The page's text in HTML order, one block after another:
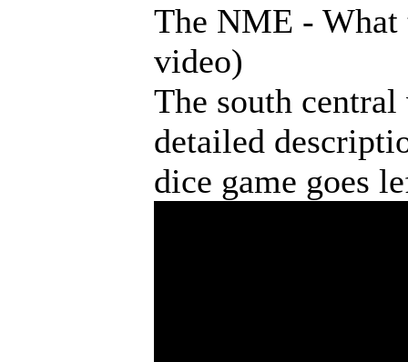
The NME -
video)
The south
detailed
dice game goes